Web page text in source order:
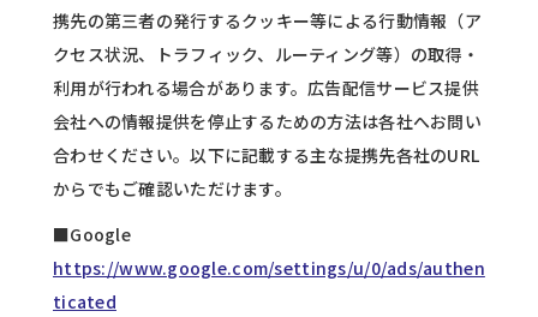
携先の第三者の発行するクッキー等による行動情報（ア
クセス状況、トラフィック、ルーティング等）の取得・
利用が行われる場合があります。広告配信サービス提供
会社への情報提供を停止するための方法は各社へお問い
合わせください。以下に記載する主な提携先各社のURL
からでもご確認いただけます。
■Google
https://www.google.com/settings/u/0/ads/authen
ticated